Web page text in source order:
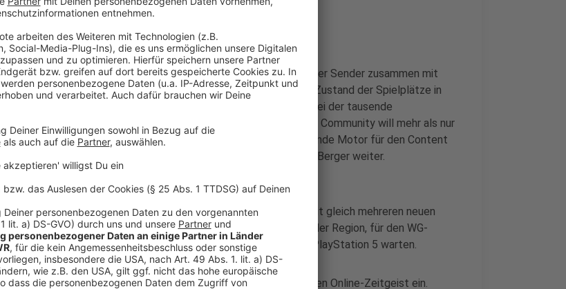
vor Ort.
Neben der Aktion "RADIO RST hilft: Unsere Spielplätze", bei der der Sender zusammen mit
Hörern und Hörerinnen mit den Städten und Gemeinden über den Zustand der Spielplätze in
der Region berichtete, gab es im Frühjahr außerdem eine Aktion, bei der tausende
Blumensamen für mehr Artenvielfalt verteilt worden sind. "Unsere Community will mehr als nur
Informationen und Unterhaltung. Unsere Community ist der treibende Motor für den Content
on air. Wir interagieren, die Community partizipiert", sagt Kathleen Berger weiter.
Im Herbst bedankt sich der Sender für die Reichweitenrekorde mit gleich mehreren neuen
Aktionen. Dieses Mal gibt es unter anderem Hilfe für die Kitas in der Region, für den WG-
Balkon Zuhause und für alle, die immer noch verzweifelt auf ihre PlayStation 5 warten.
Außerdem erneuern wir den Sound und gehen noch mehr auf den Online-Zeitgeist ein.